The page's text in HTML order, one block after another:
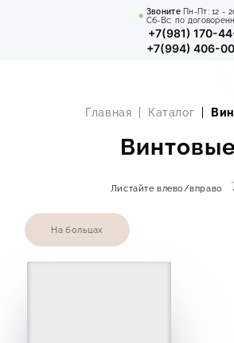
ЗвонитеПн-Пт:12 -
Сб-Вс: по
+7(981) 170-
+7(994) 406-
СТАТЬИ
Главная Каталог
Листайте влево/вправо
На больцах